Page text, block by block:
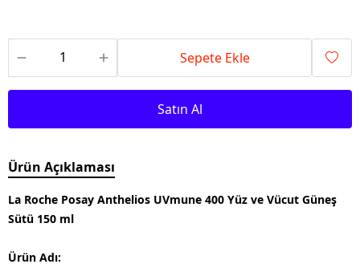
Sepete Ekle
Satın Al
Ürün Açıklaması
La Roche Posay Anthelios UVmune 400 Yüz ve Vücut Güneş
Sütü 150 ml
Ürün Adı: